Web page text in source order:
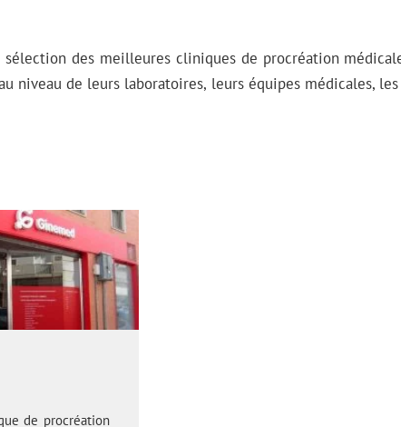
sélection des meilleures cliniques de procréation
niveau de leurs laboratoires, leurs équipes médicales,
de procréation